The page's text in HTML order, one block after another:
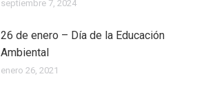
septiembre 7, 2024
26 de enero – Día de la Educación
Ambiental
enero 26, 2021